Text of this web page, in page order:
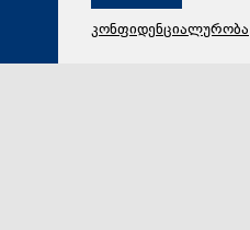
კონფიდენციალურობა